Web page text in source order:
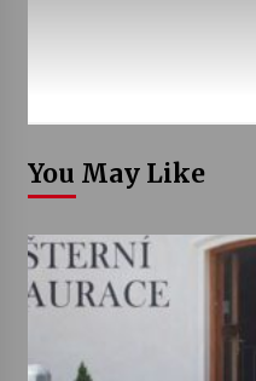
You May Like